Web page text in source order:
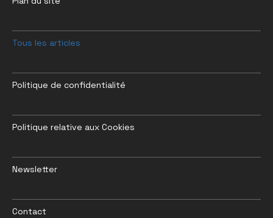
Tous les articles
Politique de confidentialité
Politique relative aux Cookies
Newsletter
Contact